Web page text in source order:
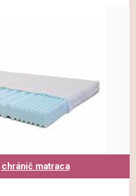
chránič matraca